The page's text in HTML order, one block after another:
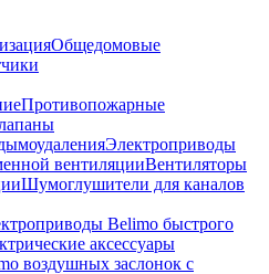
Общедомовые
Противопожарные
Электроприводы
вентиляцииВентиляторы
Шумоглушители для каналов
Belimo быстрого
аксессуары
воздушных заслонок c